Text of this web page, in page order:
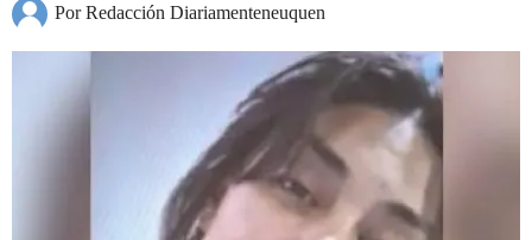
Por Redacción Diariamenteneuquen